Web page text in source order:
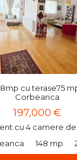
cu terase75
Corbeanca
197,000 €
cu 4 camere de
148 mp